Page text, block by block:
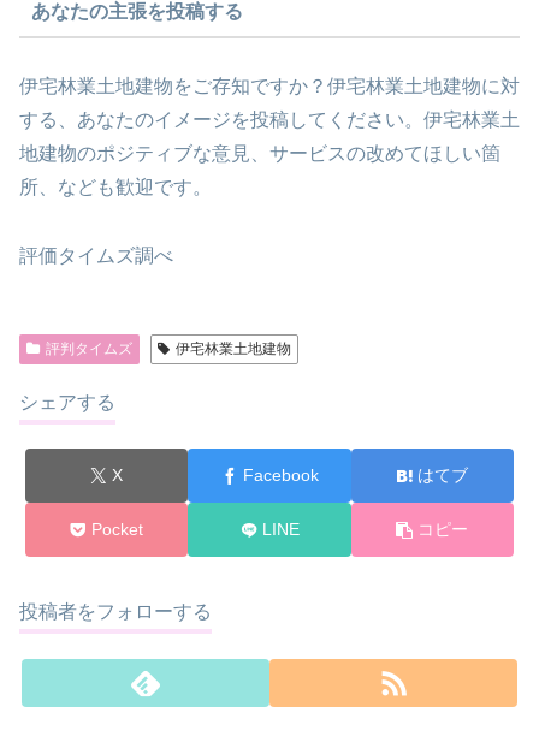
あなたの主張を投稿する
伊宅林業土地建物をご存知ですか？伊宅林業土地建物に対
する、あなたのイメージを投稿してください。伊宅林業土
地建物のポジティブな意見、サービスの改めてほしい箇
所、なども歓迎です。
評価タイムズ調べ
評判タイムズ 伊宅林業土地建物
シェアする
X Facebook はてブ
Pocket LINE コピー
投稿者をフォローする